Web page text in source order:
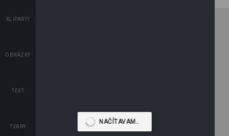
SPÄŤ DO OBCHODU
KLIPARTY
OBRÁZKY
TEXT
TVARY